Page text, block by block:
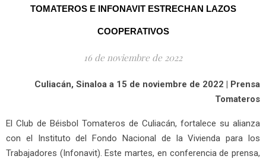
TOMATEROS E INFONAVIT ESTRECHAN LAZOS
COOPERATIVOS
16 de noviembre de 2022
Culiacán, Sinaloa a 15 de noviembre de 2022 | Prensa
Tomateros
El Club de Béisbol Tomateros de Culiacán, fortalece su alianza
con el Instituto del Fondo Nacional de la Vivienda para los
Trabajadores (Infonavit). Este martes, en conferencia de prensa,